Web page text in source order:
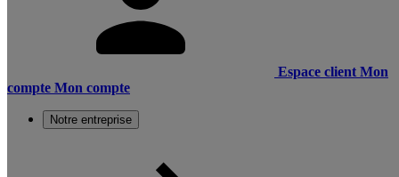
Espace client Mon
compte Mon compte
Notre entreprise